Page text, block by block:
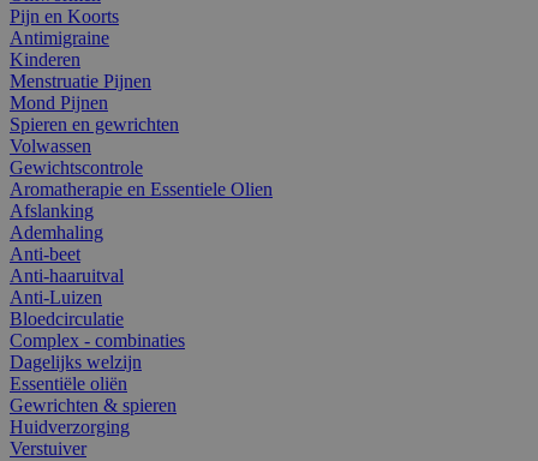
Pijn en Koorts
Antimigraine
Kinderen
Menstruatie Pijnen
Mond Pijnen
Spieren en gewrichten
Volwassen
Gewichtscontrole
Aromatherapie en Essentiele Olien
Afslanking
Ademhaling
Anti-beet
Anti-haaruitval
Anti-Luizen
Bloedcirculatie
Complex - combinaties
Dagelijks welzijn
Essentiële oliën
Gewrichten & spieren
Huidverzorging
Verstuiver